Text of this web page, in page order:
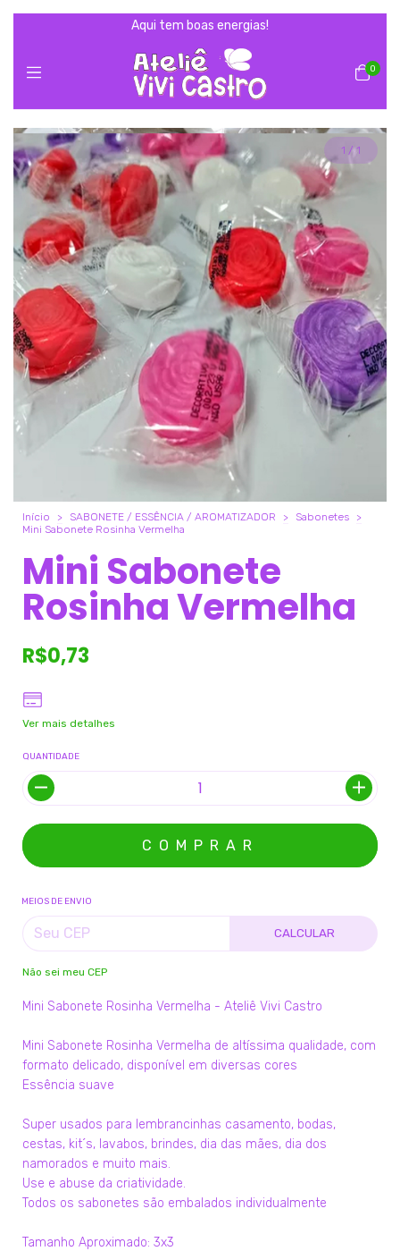
Aqui tem boas energias!
0
1 /1
Início > SABONETE / ESSÊNCIA / AROMATIZADOR > Sabonetes
>
Mini Sabonete Rosinha Vermelha
Mini Sabonete
Rosinha Vermelha
R$0,73
Ver mais detalhes
QUANTIDADE
MEIOS DE ENVIO
CALCULAR
Não sei meu CEP
Mini Sabonete Rosinha Vermelha - Ateliê Vivi Castro
Mini Sabonete Rosinha Vermelha de altíssima qualidade, com
formato delicado, disponível em diversas cores
Essência suave
Super usados para lembrancinhas casamento, bodas,
cestas, kit´s, lavabos, brindes, dia das mães, dia dos
namorados e muito mais.
Use e abuse da criatividade.
Todos os sabonetes são embalados individualmente
Tamanho Aproximado: 3x3